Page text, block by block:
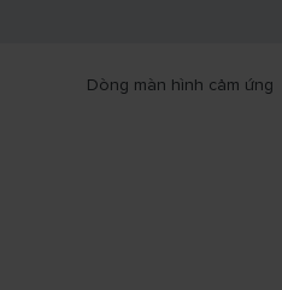
Dòng màn hình cảm ứng